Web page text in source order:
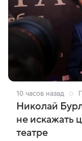
10 часов назад
Николай
не искажать
театре